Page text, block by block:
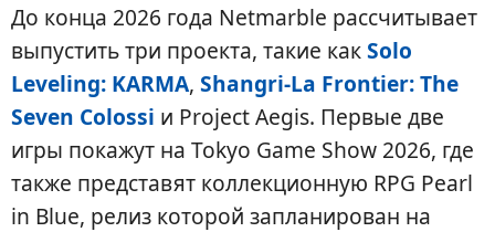
До конца 2026 года Netmarble рассчитывает
выпустить три проекта, такие какSolo
Leveling: KARMA, Shangri-La Frontier: The
Seven Colossi и Project Aegis. Первые две
игры покажут на Tokyo Game Show 2026, где
также представят коллекционную RPG Pearl
in Blue, релиз которой запланирован на